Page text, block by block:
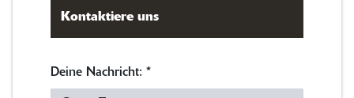
Kontaktiere uns
Deine Nachricht: *